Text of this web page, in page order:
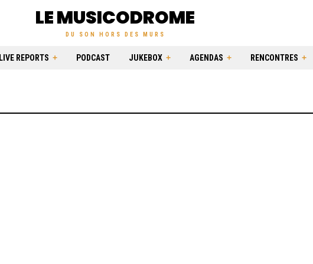
LE MUSICODROME
DU SON HORS DES MURS
LIVE REPORTS PODCAST JUKEBOX AGENDAS RENCONTRES